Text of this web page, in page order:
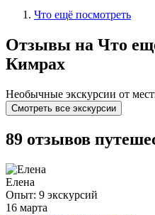
Что ещё посмотреть
Отзывы на Что
Кимрах
Необычные экскурсии от
Смотреть все экскурсии
89 отзывов
Елена
Опыт: 9 экскурсий
16 марта